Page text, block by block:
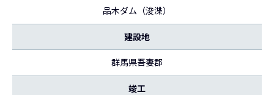
品木ダム（浚渫）
建設地
群馬県吾妻郡
竣工